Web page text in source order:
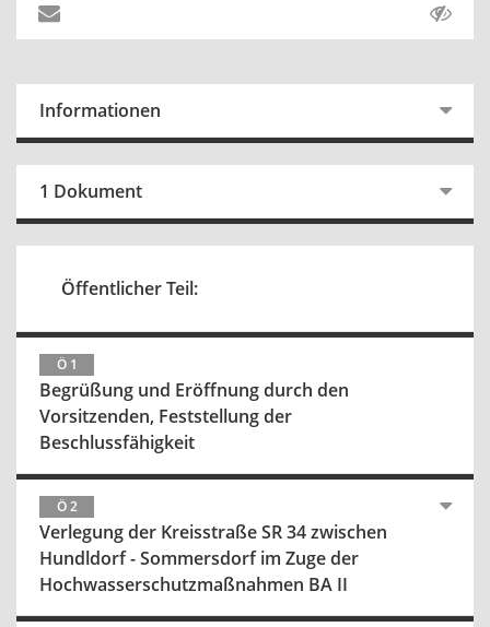
Informationen
1 Dokument
Öffentlicher Teil:
Ö 1
Begrüßung und Eröffnung durch den
Vorsitzenden, Feststellung der
Beschlussfähigkeit
Ö 2
Verlegung der Kreisstraße SR 34 zwischen
Hundldorf - Sommersdorf im Zuge der
Hochwasserschutzmaßnahmen BA II